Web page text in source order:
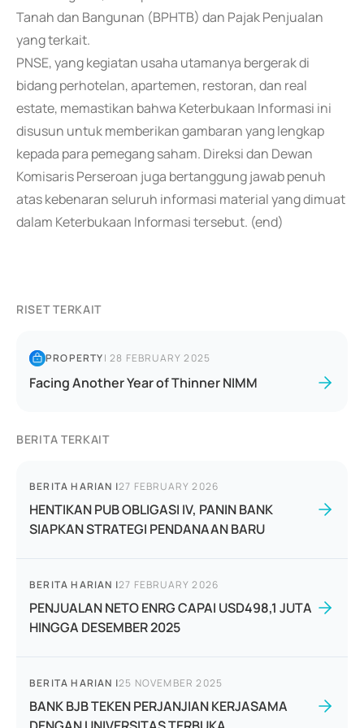
Tanah dan Bangunan (BPHTB) dan Pajak Penjualan
yang terkait.
PNSE, yang kegiatan usaha utamanya bergerak di
bidang perhotelan, apartemen, restoran, dan real
estate, memastikan bahwa Keterbukaan Informasi ini
disusun untuk memberikan gambaran yang lengkap
kepada para pemegang saham. Direksi dan Dewan
Komisaris Perseroan juga bertanggung jawab penuh
atas kebenaran seluruh informasi material yang dimuat
dalam Keterbukaan Informasi tersebut. (end)
RISET TERKAIT
PROPERTY|28 FEBRUARY 2025
Facing Another Year of Thinner NIMM
BERITA TERKAIT
BERITA HARIAN |27 FEBRUARY 2026
HENTIKAN PUB OBLIGASI IV, PANIN BANK
SIAPKAN STRATEGI PENDANAAN BARU
BERITA HARIAN |27 FEBRUARY 2026
PENJUALAN NETO ENRG CAPAI USD498,1 JUTA
HINGGA DESEMBER 2025
BERITA HARIAN |25 NOVEMBER 2025
BANK BJB TEKEN PERJANJIAN KERJASAMA